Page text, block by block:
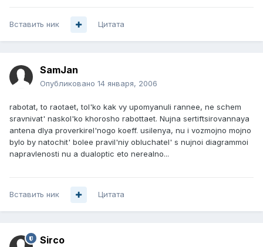
Вставить ник Цитата
SamJan
Опубликовано 14 января, 2006
rabotat, to raotaet, tol'ko kak vy upomyanuli rannee, ne schem
sravnivat' naskol'ko khorosho rabottaet. Nujna sertiftsirovannaya
antena dlya proverkirel'nogo koeff. usilenya, nu i vozmojno mojno
bylo by natochit' bolee pravil'niy obluchatel' s nujnoi diagrammoi
napravlenosti nu a dualoptic eto nerealno...
Вставить ник Цитата
Sirco